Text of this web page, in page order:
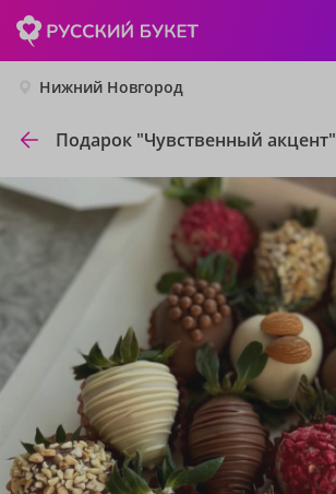
Нижний Новгород
Подарок "Чувственный акцент"